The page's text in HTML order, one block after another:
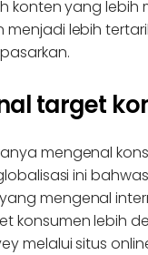
konten yang lebih
menjadi lebih
target
mengenal
ini
mengenal
konsumen lebih
melalui situs